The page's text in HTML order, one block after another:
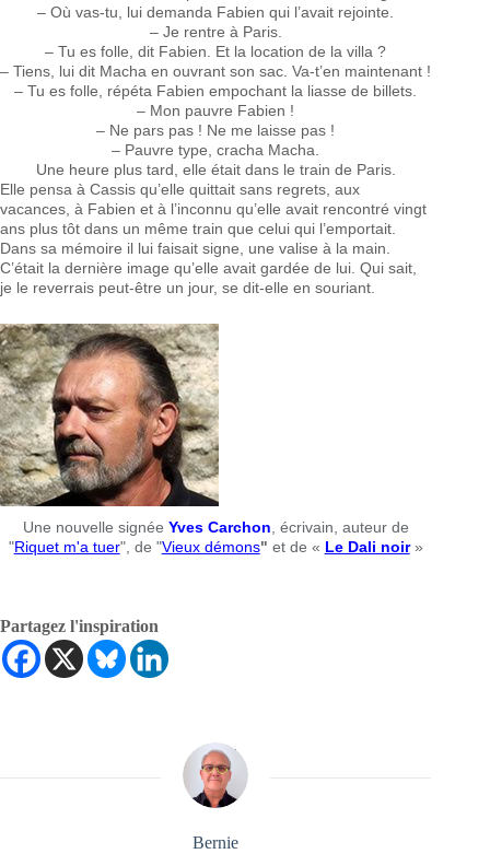
– Où vas-tu, lui demanda Fabien qui l’avait rejointe.
– Je rentre à Paris.
– Tu es folle, dit Fabien. Et la location de la villa ?
– Tiens, lui dit Macha en ouvrant son sac. Va-t’en maintenant !
– Tu es folle, répéta Fabien empochant la liasse de billets.
– Mon pauvre Fabien !
– Ne pars pas ! Ne me laisse pas !
– Pauvre type, cracha Macha.
Une heure plus tard, elle était dans le train de Paris.
Elle pensa à Cassis qu’elle quittait sans regrets, aux
vacances, à Fabien et à l’inconnu qu’elle avait rencontré vingt
ans plus tôt dans un même train que celui qui l’emportait.
Dans sa mémoire il lui faisait signe, une valise à la main.
C’était la dernière image qu’elle avait gardée de lui. Qui sait,
je le reverrais peut-être un jour, se dit-elle en souriant.
Une nouvelle signée Yves Carchon , écrivain, auteur de
"Riquet m'a tuer", de "Vieux démons" et de « Le Dali noir»
Partagez l'inspiration
Bernie